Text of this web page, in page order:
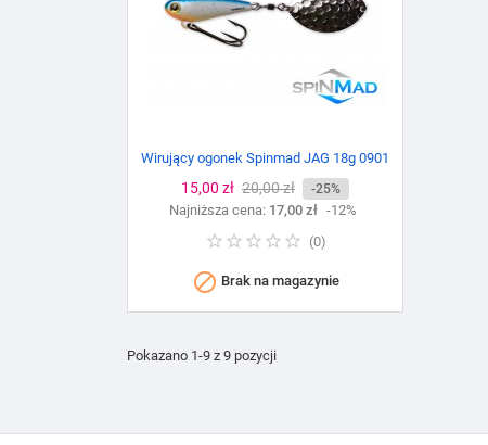
Wirujący ogonek Spinmad JAG 18g 0901
Cena
15,00 zł Cena
podstawowa
20,00 zł -25%
Najniższa cena: 17,00 zł -12%
(0)
 Brak na magazynie
Pokazano 1-9 z 9 pozycji